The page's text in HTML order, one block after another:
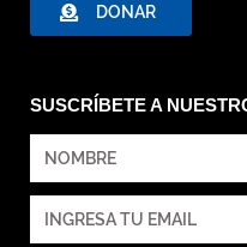
DONAR
SUSCRÍBETE A